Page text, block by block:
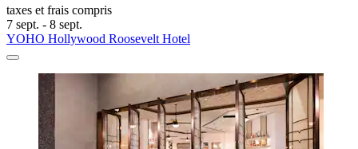
taxes et frais compris
7 sept. - 8 sept.
YOHO Hollywood Roosevelt Hotel